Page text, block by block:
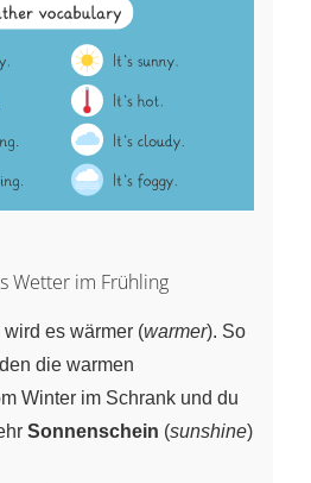
Wetter im Frühling
wird es wärmer (warmer). So
die warmen
Winter im Schrank und du
Sonnenschein (sunshine)